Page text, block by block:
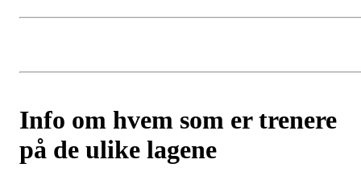
Info om hvem som er trenere
på de ulike lagene